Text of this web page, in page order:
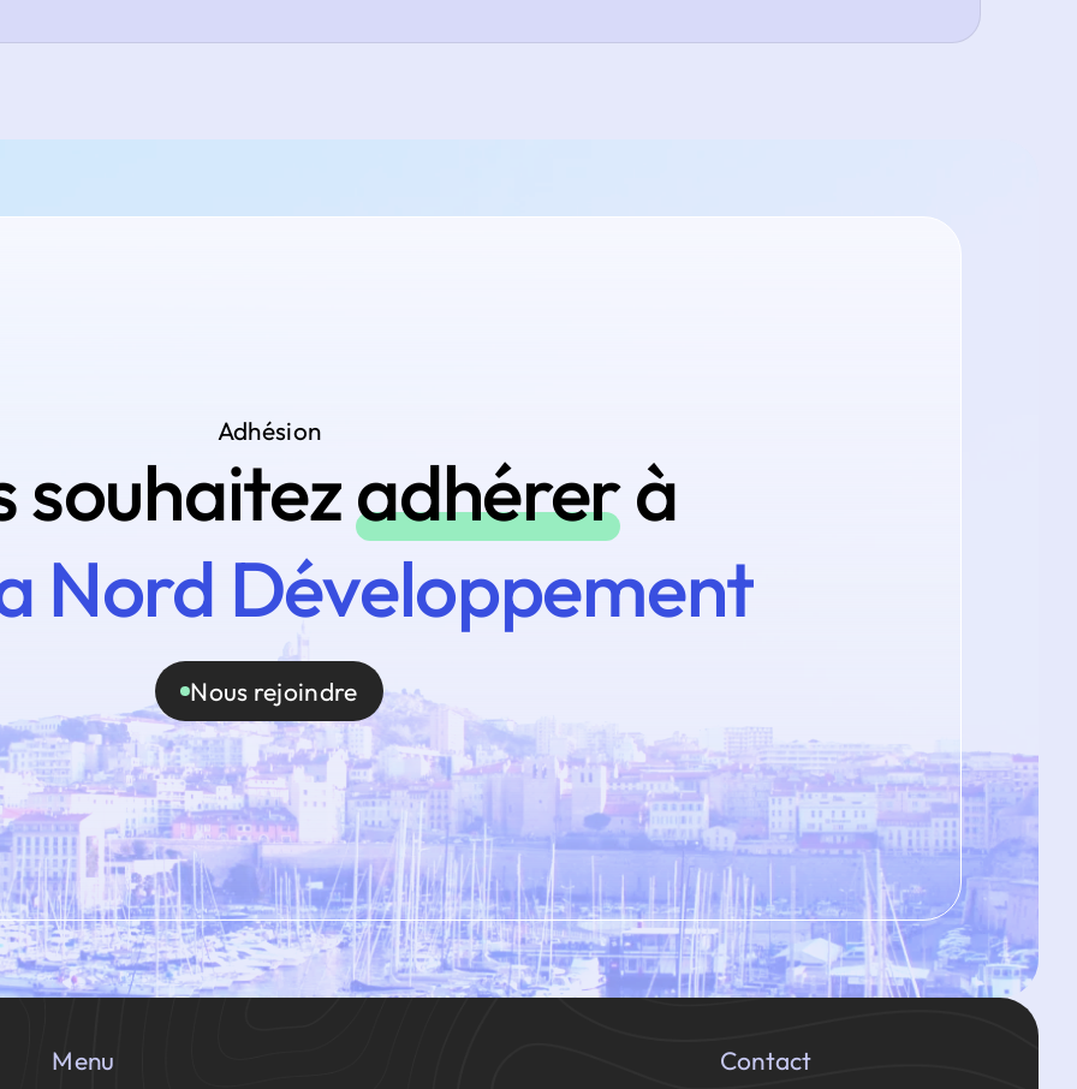
Adhésion
souhaitezadhérerà
Nord Développement
Nous rejoindre
Menu
Contact